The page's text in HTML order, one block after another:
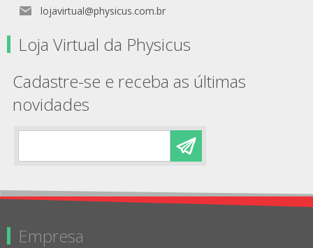
lojavirtual@physicus.com.br
Loja Virtual da Physicus
Cadastre-se e receba as últimas
novidades
Empresa